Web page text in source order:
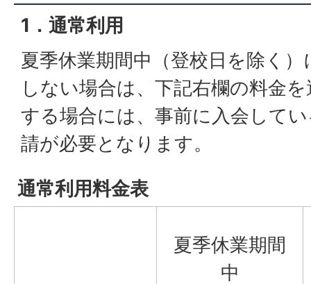
1．通常利用
夏季休業期間中（登校日を除く
しない場合は、下記右欄の料金
する場合には、事前に入会して
請が必要となります。
通常利用料金表
夏季休業期間
中